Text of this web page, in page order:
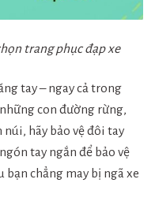
trang phục đạp xe
tay – ngay cả trong
con đường rừng,
hãy bảo vệ đôi tay
tay ngắn để bảo vệ
bạn chẳng may bị ngã xe